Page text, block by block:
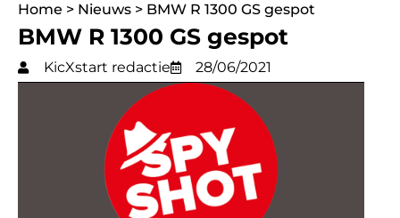
Home > Nieuws > BMW R 1300 GS gespot
BMW R 1300 GS gespot
KicXstart redactie 28/06/2021